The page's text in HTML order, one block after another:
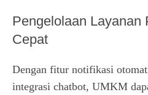
Pengelolaan Layanan
Cepat
Dengan fitur notifikasi
integrasi chatbot, UMKM